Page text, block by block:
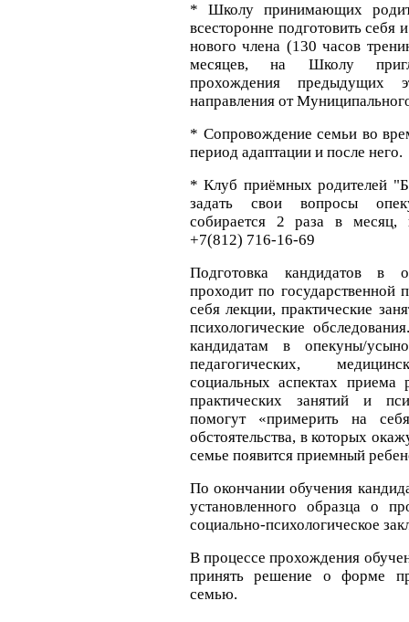
* Школу принимающих
всесторонне подготовить
нового члена (130 часов
месяцев, на Школу
прохождения предыдущих
направления от
* Сопровождение семьи во
период адаптации и после него.
* Клуб приёмных родителей
задать свои вопросы
собирается 2 раза в месяц,
+7(812) 716-16-69
Подготовка кандидатов в
проходит по
себя лекции, практические
психологические
кандидатам в опекуны/
педагогических,
социальных аспектах
практических занятий и
помогут «примерить на
обстоятельства, в которых
семье появится приемный
По окончании обучения
установленного образца о
социально-психологическое
В процессе прохождения
принять решение о форме
семью.